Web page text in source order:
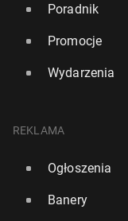
Poradnik
Promocje
Wydarzenia
REKLAMA
Ogłoszenia
Banery